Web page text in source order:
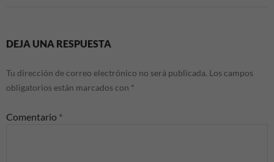
DEJA UNA RESPUESTA
Tu dirección de correo electrónico no será publicada. Los campos
obligatorios están marcados con *
Comentario *